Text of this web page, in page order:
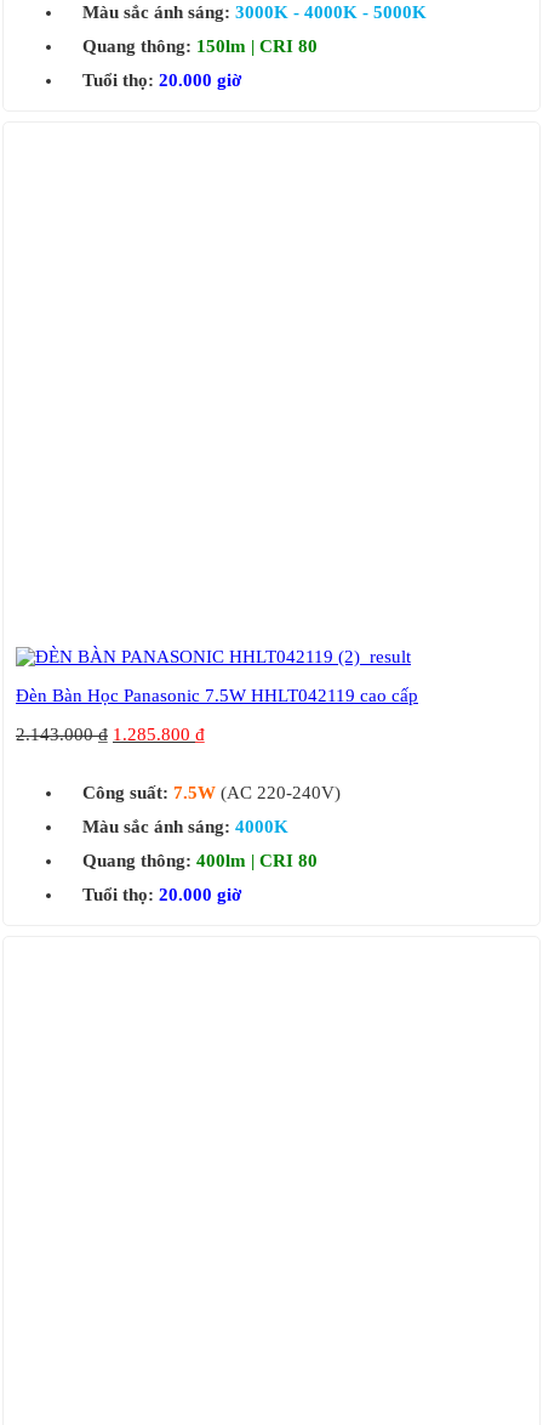
Màu sắc ánh sáng: 3000K - 4000K - 5000K
Quang thông: 150lm | CRI 80
Tuổi thọ: 20.000 giờ
Đèn Bàn Học Panasonic 7.5W HHLT042119 cao cấp
2.143.000₫ 1.285.800 ₫
Công suất: 7.5W (AC 220-240V)
Màu sắc ánh sáng: 4000K
Quang thông: 400lm | CRI 80
Tuổi thọ: 20.000 giờ